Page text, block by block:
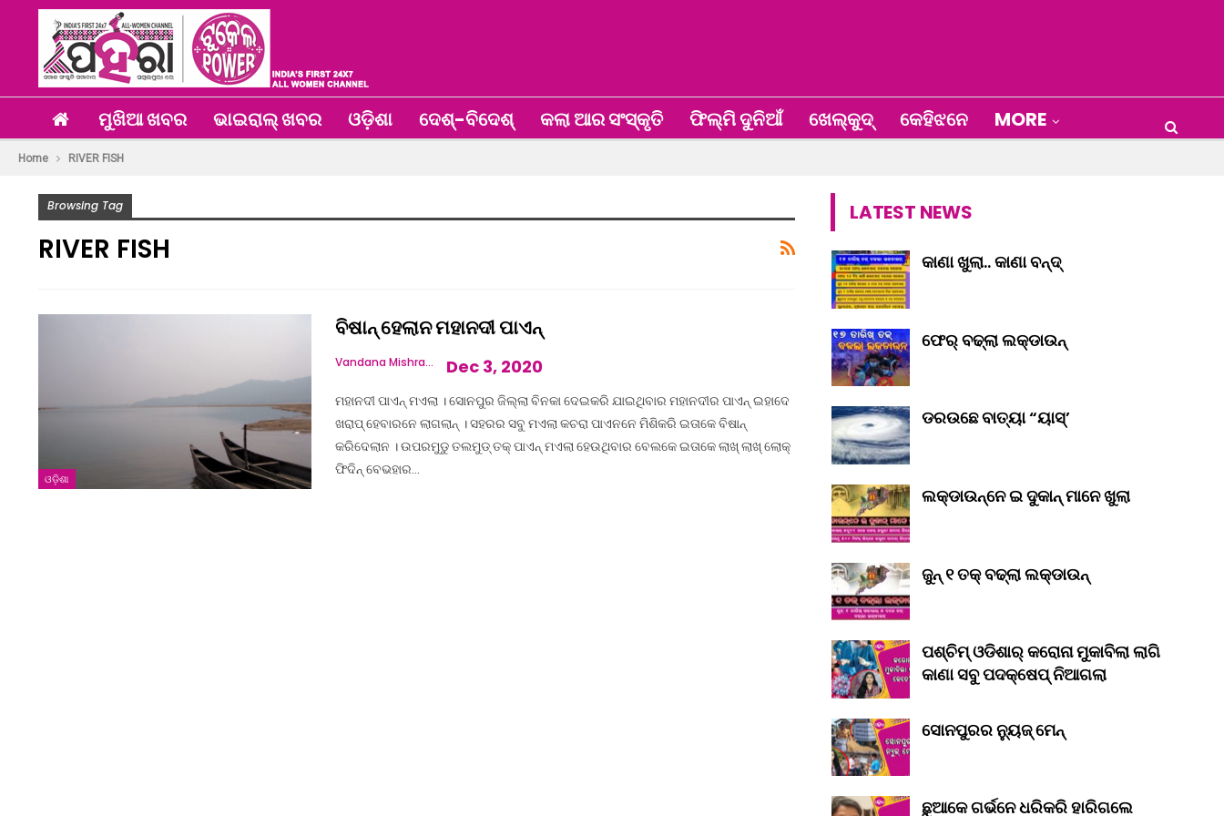
ମୁଖିଆ ଖବର ଭାଇରାଲ୍ ଖବର ଓଡ଼ିଶା ଦେଶ୍‌-ବିଦେଶ୍‌ କଲା ଆର ସଂସ୍କୃତି ଫିଲ୍ମି ଦୁନିଆଁ ଖେଲ୍‌କୁଦ୍‌ କେହିଝନେ MORE
Home RIVER FISH
Browsing Tag
RIVER FISH
ଓଡ଼ିଶା
ବିଷାନ୍ ହେଲାନ ମହାନଦୀ ପାଏନ୍
Vandana Mishra Dec 3, 2020
ମହାନଦୀ ପାଏନ୍ ମଏଲା । ସୋନପୁର ଜିଲ୍ଲା ବିନକା ଦେଇକରି ଯାଇଥିବାର ମହାନଦୀର ପାଏନ୍ ଇହାଦେ
ଖରାପ୍ ହେବାରନେ ଲାଗଲାନ୍ । ସହରର ସବୁ ମଏଲା କଚରା ପାଏନନେ ମିଶିକରି ଇତାକେ ବିଷାନ୍
କରିଦେଲାନ । ଉପରମୁଡୁ ତଲମୁଡ୍ ତକ୍ ପାଏନ୍ ମଏଲା ହେଉଥିବାର ବେଲକେ ଇତାକେ ଲାଖ୍ ଲାଖ୍ ଲୋକ୍
ଫିଦିନ୍ ବେଭହାର…
LATEST NEWS
କାଣା ଖୁଲା.. କାଣା ବନ୍ଦ୍‌
ଫେର୍ ବଢ୍‌ଲା ଲକ୍‌ଡାଉନ୍‌
ଡରଉଛେ ବାତ୍ୟା “ୟାସ୍‌’
ଲକ୍‌ଡାଉନ୍‌ନେ ଇ ଦୁକାନ୍ ମାନେ ଖୁଲା
ଜୁନ୍ ୧ ତକ୍ ବଢ୍‌ଲା ଲକ୍‌ଡାଉନ୍‌
ପଶ୍ଚିମ୍ ଓଡିଶାର୍ କରୋନା ମୁକାବିଲା ଲାଗି
କାଣା ସବୁ ପଦକ୍ଷେପ୍ ନିଆଗଲା
ସୋନପୁରର ନ୍ୟୁଜ୍ ମେନ୍
ଛୁଆକେ ଗର୍ଭନେ ଧରିକରି ହାରିଗଲେ